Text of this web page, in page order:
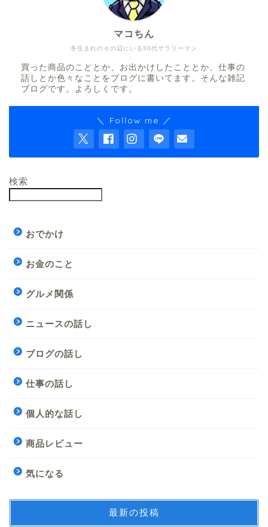
冬生まれのその辺にいる30代サラリーマン
マコちん
買った商品のこととか、お出かけしたこととか、仕事の
話しとか色々なことをブログに書いてます。そんな雑記
ブログです。よろしくです。
＼ Follow me ／
検索
おでかけ
お金のこと
グルメ関係
ニュースの話し
ブログの話し
仕事の話し
個人的な話し
商品レビュー
気になる
最新の投稿